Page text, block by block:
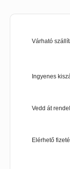
Várható
Ingyenes
Vedd át
Elérhető